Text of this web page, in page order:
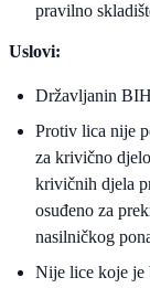
pravilno
Uslovi:
Državljanin
Protiv lica nije
za krivično
krivičnih djela
osuđeno za
nasilničkog
Nije lice koje je